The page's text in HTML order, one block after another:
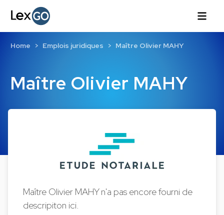
Maître Olivier MAHY
Home Emplois juridiques Maître Olivier MAHY
Maître Olivier MAHY n'a pas encore fourni de
descripiton ici.